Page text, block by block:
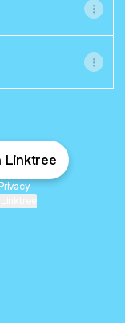
Linktree